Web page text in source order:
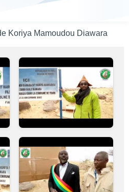
Koriya Mamoudou Diawara